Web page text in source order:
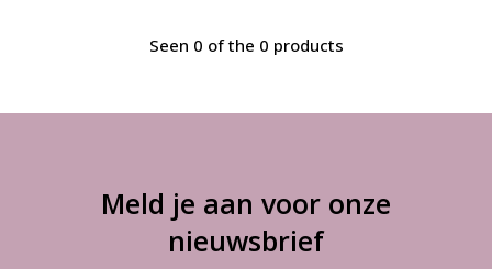
Seen 0 of the 0 products
Meld je aan voor onze
nieuwsbrief